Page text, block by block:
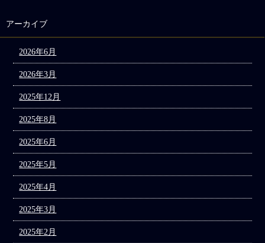
アーカイブ
2026年6月
2026年3月
2025年12月
2025年8月
2025年6月
2025年5月
2025年4月
2025年3月
2025年2月